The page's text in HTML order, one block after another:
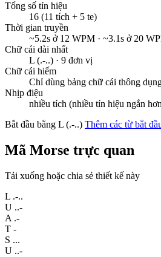
Tổng số tín hiệu
16 (11 tích + 5 te)
Thời gian truyền
~5.2s ở 12 WPM · ~3.1s ở 20
Chữ cái dài nhất
L (.-..) · 9 đơn vị
Chữ cái hiếm
Chỉ dùng bảng chữ cái thông
Nhịp điệu
nhiều tích (nhiều tín hiệu ngắn
Bắt đầu bằng L (.-..) Thêm các từ bắt
Mã Morse trực quan
Tải xuống hoặc chia sẻ thiết kế này
L .-..
U ..-
A .-
T -
S ...
U ..-